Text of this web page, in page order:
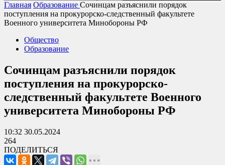
Главная Образование Сочинцам разъяснили порядок
поступления на прокурорско-следственный факультете
Военного университета Минобороны РФ
Общество
Образование
Сочинцам разъяснили порядок
поступления на прокурорско-
следственный факультете Военного
университета Минобороны РФ
10:32 30.05.2024
264
ПОДЕЛИТЬСЯ